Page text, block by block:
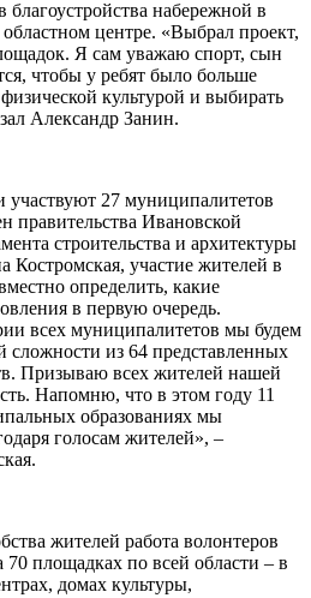
благоустройства набережной в
центре. «Выбрал проект,
Я сам уважаю спорт, сын
чтобы у ребят было больше
культурой и выбирать
Александр Занин.
участвуют 27 муниципалитетов
правительства Ивановской
строительства и архитектуры
Костромская, участие жителей в
определить, какие
в первую очередь.
всех муниципалитетов мы будем
из 64 представленных
Призываю всех жителей нашей
Напомню, что в этом году 11
образованиях мы
голосам жителей», –
жителей работа волонтеров
70 площадках по всей области – в
домах культуры,